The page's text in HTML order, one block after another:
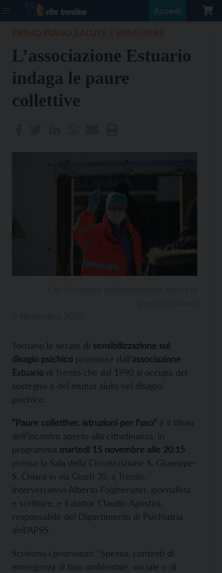
Accedi
,
L’associazione Estuario
indaga le paure
collettive
Tornano le serate di sensibilizzazione sul
disagio psichico promosse dall’associazione
Estuario di Trento che dal 1990 si occupa del
sostegno e del mutuo aiuto nel disagio
psichico.
“Paure collettive: istruzioni per l’uso” è il titolo
dell’incontro aperto alla cittadinanza, in
programma martedì 15 novembre alle 20.15
presso la Sala della Circoscrizione S. Giuseppe-
S. Chiara in via Giusti 35, a Trento.
Interverranno Alberto Folgheraiter, giornalista
e scrittore, e il dottor Claudio Agostini,
responsabile del Dipartimento di Psichiatria
dell’APSS.
Scrivono i promotori: “Spesso, contesti di
emergenza di tipo ambientale, sociale o di